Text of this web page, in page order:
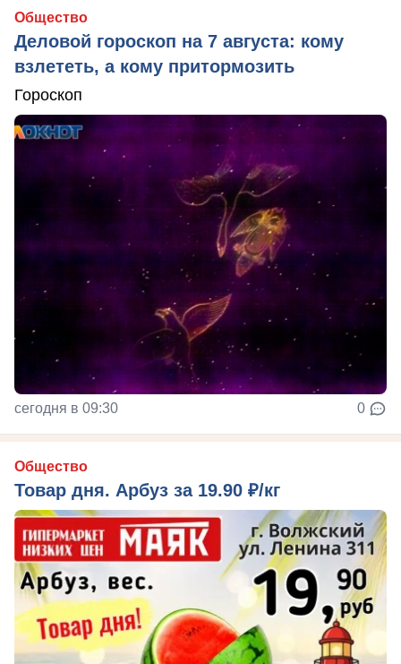
Общество
Деловой гороскоп на 7 августа: кому
взлететь, а кому притормозить
Гороскоп
сегодня в 09:30 0
Общество
Товар дня. Арбуз за 19.90 ₽/кг